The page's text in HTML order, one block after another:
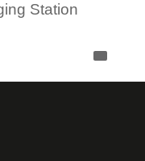
Station